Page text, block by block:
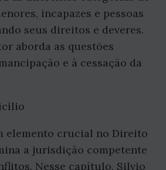
incapazes e pessoas
seus direitos e deveres.
aborda as questões
e à cessação da
elemento crucial no Direito
a jurisdição competente
Nesse capítulo, Silvio